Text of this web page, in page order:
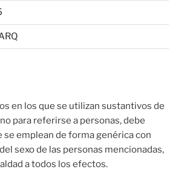
en los que se utilizan sustantivos de
para referirse a personas, debe
emplean de forma genérica con
sexo de las personas mencionadas,
a todos los efectos.